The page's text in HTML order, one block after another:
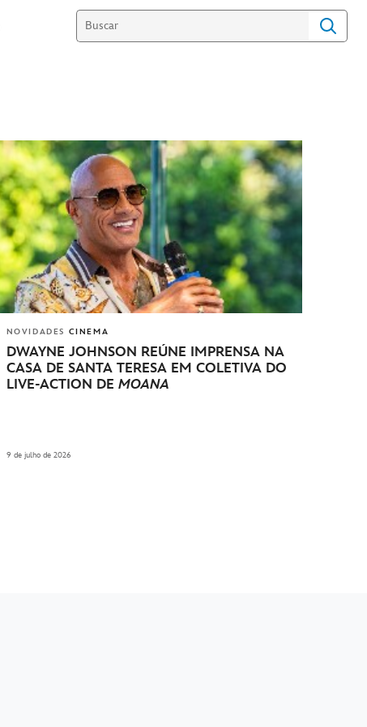
NOVIDADES CINEMA
DWAYNE JOHNSON REÚNE IMPRENSA NA
CASA DE SANTA TERESA EM COLETIVA DO
LIVE-ACTION DE MOANA
9 de julho de 2026